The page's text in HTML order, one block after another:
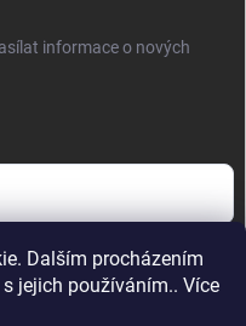
Dalším procházením
jejich používáním.. Více
informace o nových
ochrany osobních údajů